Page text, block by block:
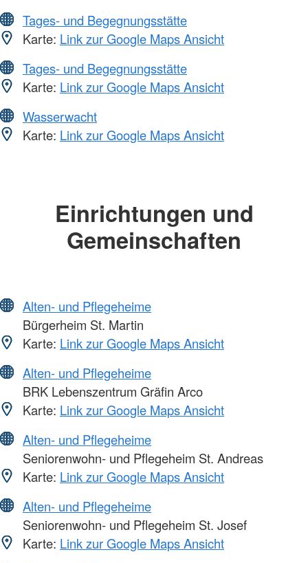
Tages- und Begegnungsstätte
Karte: Link zur Google Maps Ansicht
Tages- und Begegnungsstätte
Karte: Link zur Google Maps Ansicht
Wasserwacht
Karte: Link zur Google Maps Ansicht
Einrichtungen und
Gemeinschaften
Alten- und Pflegeheime
Bürgerheim St. Martin
Karte: Link zur Google Maps Ansicht
Alten- und Pflegeheime
BRK Lebenszentrum Gräfin Arco
Karte: Link zur Google Maps Ansicht
Alten- und Pflegeheime
Seniorenwohn- und Pflegeheim St. Andreas
Karte: Link zur Google Maps Ansicht
Alten- und Pflegeheime
Seniorenwohn- und Pflegeheim St. Josef
Karte: Link zur Google Maps Ansicht